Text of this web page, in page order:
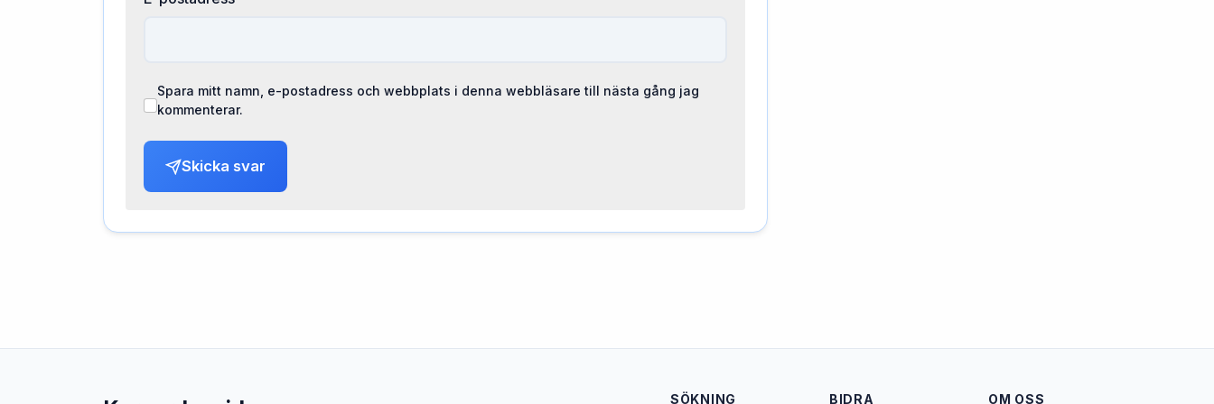
Spara mitt namn, e-postadress och webbplats i denna webbläsare till nästa gång jag
kommenterar.
Skicka svar
SÖKNING BIDRA OM OSS